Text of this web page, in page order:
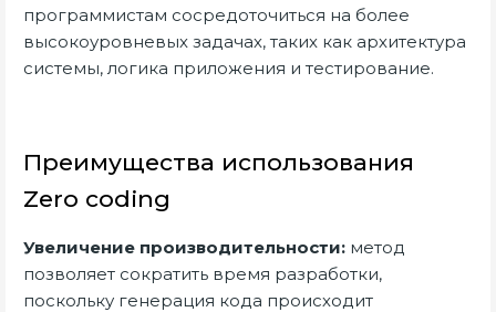
программистам сосредоточиться на более
высокоуровневых задачах, таких как архитектура
системы, логика приложения и тестирование.
Преимущества использования
Zero coding
Увеличение производительности: метод
позволяет сократить время разработки,
поскольку генерация кода происходит